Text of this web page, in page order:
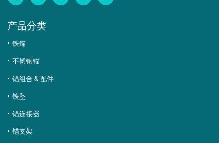
产品分类
铁锚
不锈钢锚
锚组合 & 配件
铁坠
锚连接器
锚支架